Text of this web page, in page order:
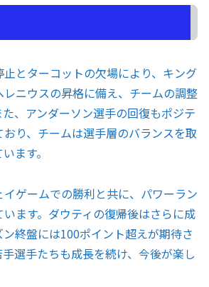
とターコットの欠場により、キング
ニウスの昇格に備え、チームの調整
、アンダーソン選手の回復もポジテ
り、チームは選手層のバランスを取
ます。
ゲームでの勝利と共に、パワーラン
ます。ダウティの復帰後はさらに成
終盤には100ポイント超えが期待さ
選手たちも成長を続け、今後が楽し